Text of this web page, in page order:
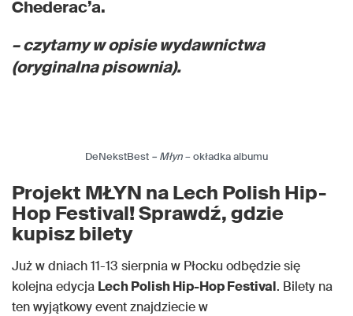
Chederac’a.
– czytamy w opisie wydawnictwa
(oryginalna pisownia).
DeNekstBest – Młyn– okładka albumu
Projekt MŁYN na Lech Polish Hip-
Hop Festival! Sprawdź, gdzie
kupisz bilety
Już w dniach 11-13 sierpnia w Płocku odbędzie się
kolejna edycja Lech Polish Hip-Hop Festival. Bilety na
ten wyjątkowy event znajdziecie w